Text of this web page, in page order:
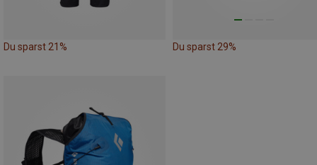
Du sparst 21% Du sparst 29%